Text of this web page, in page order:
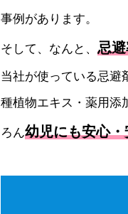
事例があります。
そして、なんと、 忌
当社が使っている忌避
種植物エキス・薬用添
ろん幼児にも安心・